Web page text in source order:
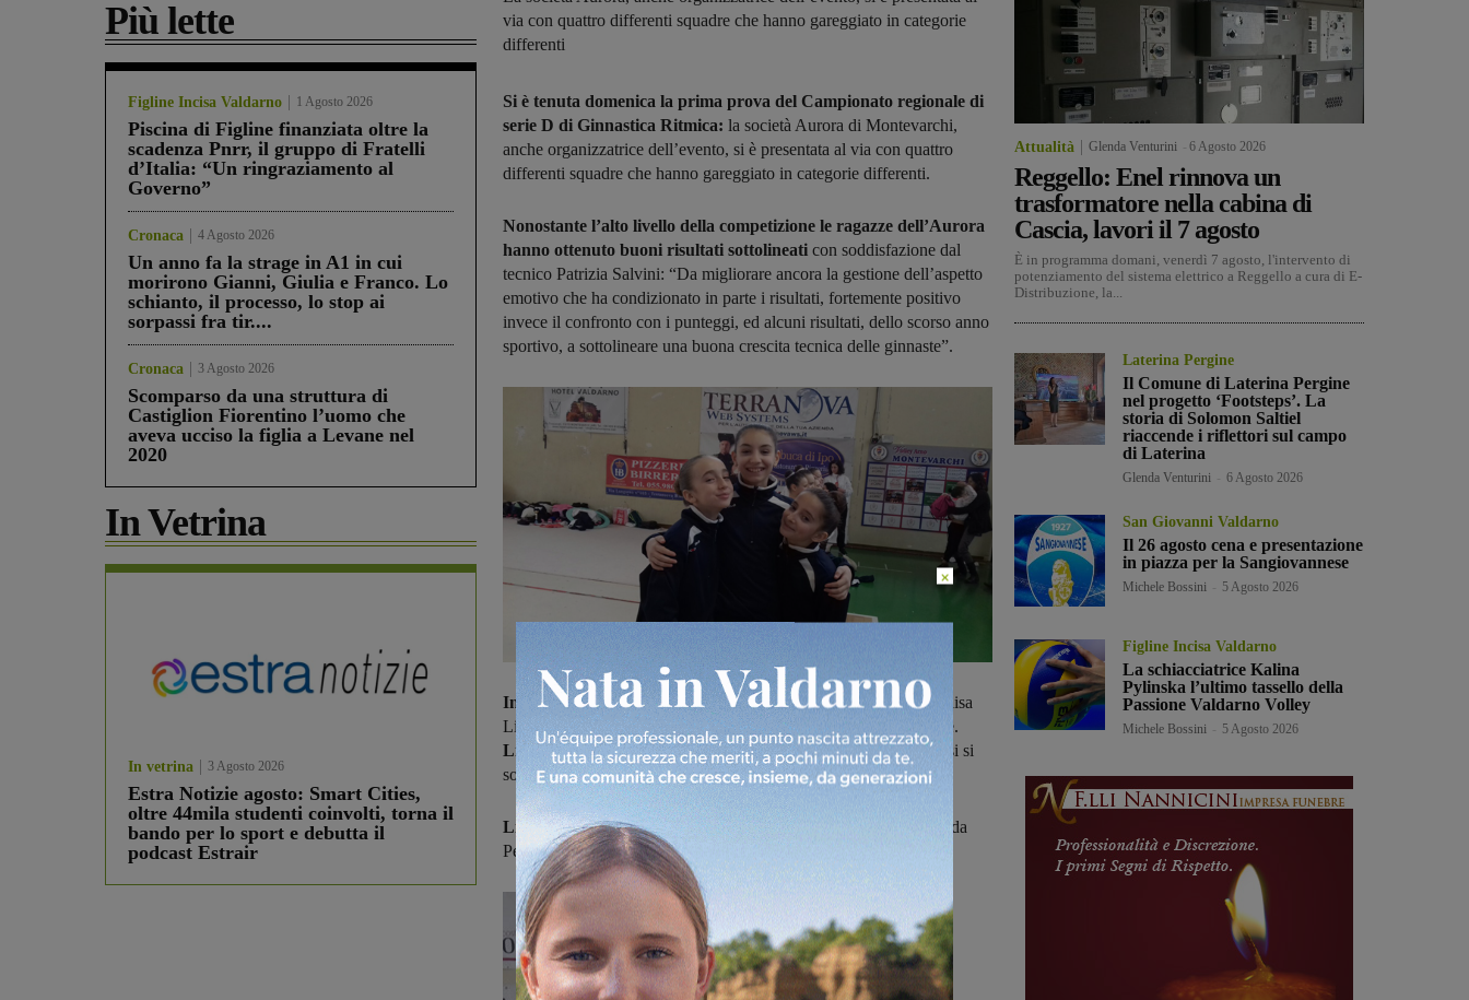
Più lette
Figline Incisa Valdarno 1 Agosto 2026
Piscina di Figline finanziata oltre la
scadenza Pnrr, il gruppo di Fratelli
d’Italia: “Un ringraziamento al
Governo”
Cronaca 4 Agosto 2026
Un anno fa la strage in A1 in cui
morirono Gianni, Giulia e Franco. Lo
schianto, il processo, lo stop ai
sorpassi fra tir....
Cronaca 3 Agosto 2026
Scomparso da una struttura di
Castiglion Fiorentino l’uomo che
aveva ucciso la figlia a Levane nel
2020
In Vetrina
In vetrina 3 Agosto 2026
Estra Notizie agosto: Smart Cities,
oltre 44mila studenti coinvolti, torna il
bando per lo sport e debutta il
podcast Estrair
via con quattro differenti squadre che hanno gareggiato in categorie
differenti
Si è tenuta domenica la prima prova del Campionato regionale di
serie D di Ginnastica Ritmica: la società Aurora di Montevarchi,
anche organizzatrice dell’evento, si è presentata al via con quattro
differenti squadre che hanno gareggiato in categorie differenti.
Nonostante l’alto livello della competizione le ragazze dell’Aurora
hanno ottenuto buoni risultati sottolineati con soddisfazione dal
tecnico Patrizia Salvini: “Da migliorare ancora la gestione dell’aspetto
emotivo che ha condizionato in parte i risultati, fortemente positivo
invece il confronto con i punteggi, ed alcuni risultati, dello scorso anno
sportivo, a sottolineare una buona crescita tecnica delle ginnaste”.
In particolare nel livello C junior : Joelle Alejandra Bonazza, Alisa
Litasova e Ginevra Pacini Ginevra hanno ottenuto la 4° posizione.
Livello B junior: Ginevra Alpini, Greta Bertelli ed Emma Piovosi si
sono classificate none.
Livello A junior:Margherita Banchetti, Denia D'alessandro, Giada
Petrucci e Asia Quercini si sono piazzate al 5° posto.
Attualità Glenda Venturini 6 Agosto 2026
Reggello: Enel rinnova un
trasformatore nella cabina di
Cascia, lavori il 7 agosto
È in programma domani, venerdì 7 agosto, l'intervento di
potenziamento del sistema elettrico a Reggello a cura di E-
Distribuzione, la...
Laterina Pergine
Il Comune di Laterina Pergine
nel progetto ‘Footsteps’. La
storia di Solomon Saltiel
riaccende i riflettori sul campo
di Laterina
Glenda Venturini 6 Agosto 2026
San Giovanni Valdarno
Il 26 agosto cena e presentazione
in piazza per la Sangiovannese
Michele Bossini 5 Agosto 2026
Figline Incisa Valdarno
La schiacciatrice Kalina
Pylinska l’ultimo tassello della
Passione Valdarno Volley
Michele Bossini 5 Agosto 2026
×